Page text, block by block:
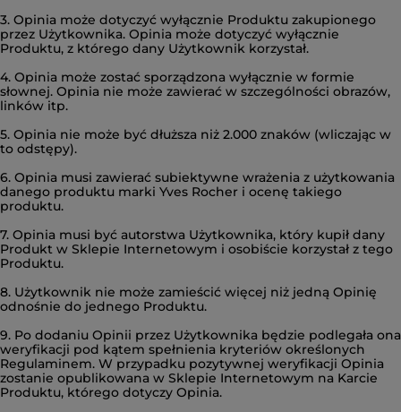
3. Opinia może dotyczyć wyłącznie Produktu zakupionego
przez Użytkownika. Opinia może dotyczyć wyłącznie
Produktu, z którego dany Użytkownik korzystał.
4. Opinia może zostać sporządzona wyłącznie w formie
słownej. Opinia nie może zawierać w szczególności obrazów,
linków itp.
5. Opinia nie może być dłuższa niż 2.000 znaków (wliczając w
to odstępy).
6. Opinia musi zawierać subiektywne wrażenia z użytkowania
danego produktu marki Yves Rocher i ocenę takiego
produktu.
7. Opinia musi być autorstwa Użytkownika, który kupił dany
Produkt w Sklepie Internetowym i osobiście korzystał z tego
Produktu.
8. Użytkownik nie może zamieścić więcej niż jedną Opinię
odnośnie do jednego Produktu.
9. Po dodaniu Opinii przez Użytkownika będzie podlegała ona
weryfikacji pod kątem spełnienia kryteriów określonych
Regulaminem. W przypadku pozytywnej weryfikacji Opinia
zostanie opublikowana w Sklepie Internetowym na Karcie
Produktu, którego dotyczy Opinia.